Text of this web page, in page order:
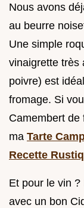
Nous avons
au beurre
Une simple
vinaigrette très
poivre) est
fromage. Si
Camembert de
ma Tarte
Recette
Et pour le vin
avec un bon